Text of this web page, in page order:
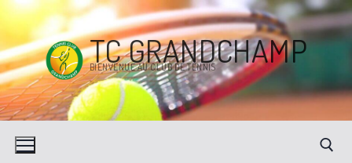
TC GRANDCHAMP
BIENVENUE AU CLUB DE TENNIS